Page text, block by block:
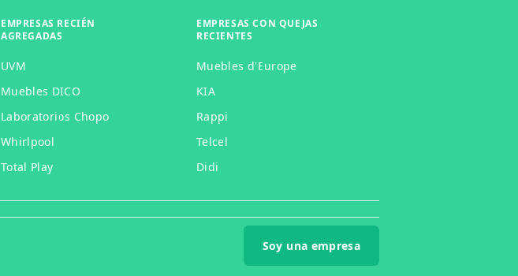
EMPRESAS RECIÉN
AGREGADAS
UVM
Muebles DICO
Laboratorios Chopo
Whirlpool
Total Play
EMPRESAS CON QUEJAS
RECIENTES
Muebles d'Europe
KIA
Rappi
Telcel
Didi
Soy una empresa